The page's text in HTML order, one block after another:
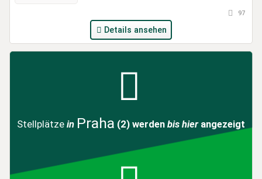
97
Details ansehen
Stellplätze in Praha (2) werden bis hierangezeigt